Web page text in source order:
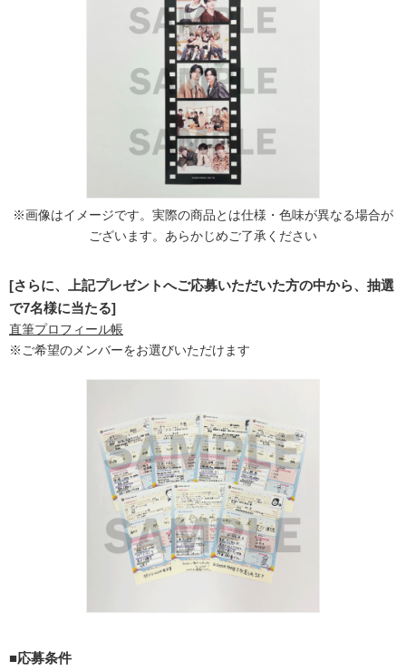
※画像はイメージです。実際の商品とは仕様・色味が異なる場合が
ございます。あらかじめご了承ください
[さらに、上記プレゼントへご応募いただいた方の中から、抽選
で7名様に当たる]
直筆プロフィール帳
※ご希望のメンバーをお選びいただけます
■応募条件